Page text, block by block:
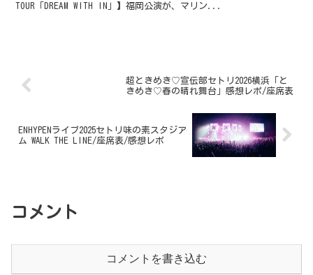
TOUR「DREAM WITH IN」】福岡公演が、マリン...
超ときめき♡宣伝部セトリ2026横浜「と
きめき♡春の晴れ舞台」感想レポ/座席表
ENHYPENライブ2025セトリ味の素スタジア
ム WALK THE LINE/座席表/感想レポ
コメント
コメントを書き込む